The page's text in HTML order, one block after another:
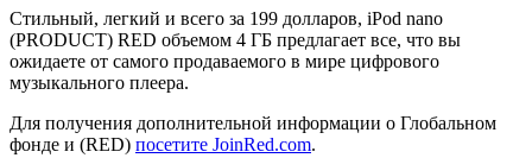
Стильный, легкий и всего за 199 долларов, iPod nano
(PRODUCT) RED объемом 4 ГБ предлагает все, что вы
ожидаете от самого продаваемого в мире цифрового
музыкального плеера.
Для получения дополнительной информации о Глобальном
фонде и (RED) посетите JoinRed.com.